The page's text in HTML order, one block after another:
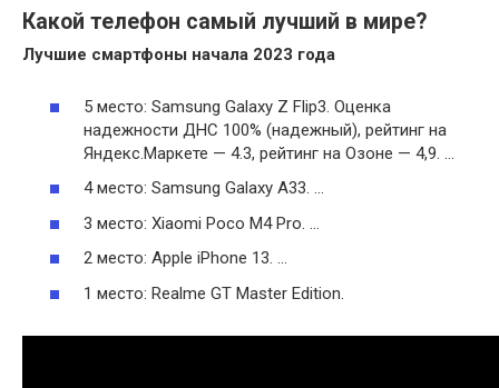
Какой телефон самый лучший в мире?
Лучшие смартфоны начала 2023 года
5 место: Samsung Galaxy Z Flip3. Оценка
надежности ДНС 100% (надежный), рейтинг на
Яндекс.Маркете — 4.3, рейтинг на Озоне — 4,9. …
4 место: Samsung Galaxy A33. …
3 место: Xiaomi Poco M4 Pro. …
2 место: Apple iPhone 13. …
1 место: Realme GT Master Edition.